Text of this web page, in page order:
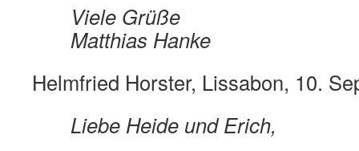
Viele Grüße
Matthias Hanke
Helmfried Horster, Lissabon, 10.
Liebe Heide und Erich,